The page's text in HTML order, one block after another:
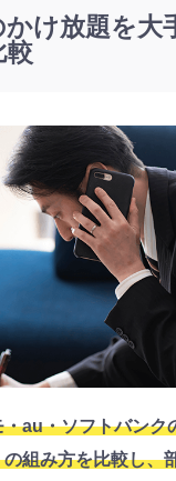
け放題を大
較
・au・ソフトバンク
組み方を比較し、